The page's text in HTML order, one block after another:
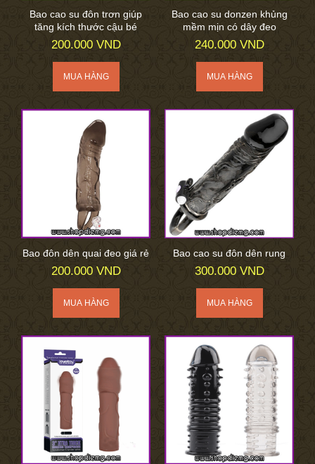
Bao cao su đôn trơn giúp
tăng kích thước cậu bé
200.000 VND
Bao cao su donzen khủng
mềm mịn có dây đeo
240.000 VND
Bao đôn dên quai đeo giá rẻ
200.000 VND
Bao cao su đôn dên rung
300.000 VND